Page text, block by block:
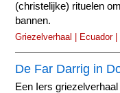
(christelijke) rituelen
bannen.
Griezelverhaal | Ecuador
De Far Darrig in
Een Iers